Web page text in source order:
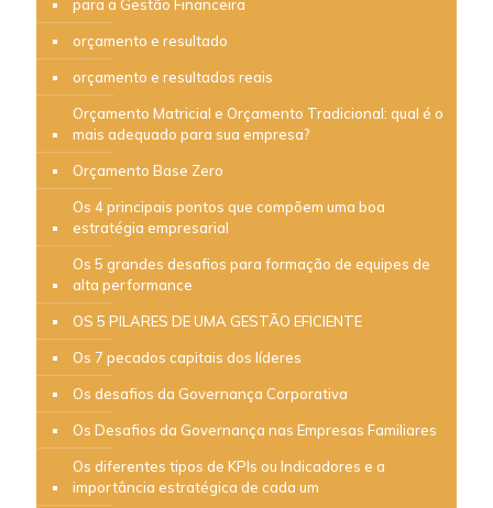
para a Gestão Financeira
orçamento e resultado
orçamento e resultados reais
Orçamento Matricial e Orçamento Tradicional: qual é o
mais adequado para sua empresa?
Orçamento Base Zero
Os 4 principais pontos que compõem uma boa
estratégia empresarial
Os 5 grandes desafios para formação de equipes de
alta performance
OS 5 PILARES DE UMA GESTÃO EFICIENTE
Os 7 pecados capitais dos líderes
Os desafios da Governança Corporativa
Os Desafios da Governança nas Empresas Familiares
Os diferentes tipos de KPIs ou Indicadores e a
importância estratégica de cada um